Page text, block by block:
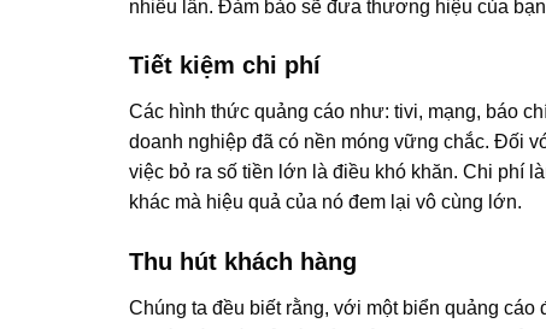
nhiều lần. Đảm bảo sẽ đưa thương hiệu của
Tiết kiệm chi phí
Các hình thức quảng cáo như: tivi, mạng, báo
doanh nghiệp đã có nền móng vững chắc. Đối
việc bỏ ra số tiền lớn là điều khó khăn. Chi phí
khác mà hiệu quả của nó đem lại vô cùng lớn.
Thu hút khách hàng
Chúng ta đều biết rằng, với một biển quảng